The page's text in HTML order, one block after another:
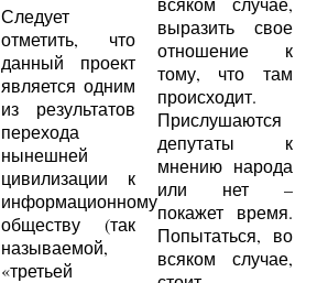
Следует
отметить, что
данный проект
является одним
из результатов
перехода
нынешней
цивилизации к
информационному
обществу (так
называемой,
«третьей
выразить свое
отношение к
тому, что там
происходит.
Прислушаются
депутаты к
мнению народа
или нет –
покажет время.
Попытаться, во
всяком случае,